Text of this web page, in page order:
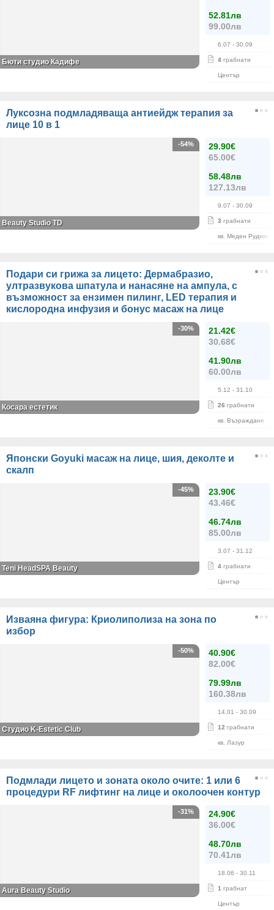
52.81лв
99.00лв
6.07 - 30.09
4 грабнати
Център
Бюти студио Кадифе
Луксозна подмладяваща антиейдж терапия за
лице 10 в 1
29.90€
65.00€
58.48лв
127.13лв
9.07 - 30.09
3 грабнати
кв. Меден Рудник
-54%
Beauty Studio TD
Подари си грижа за лицето: Дермабразио,
ултразвукова шпатула и нанасяне на ампула, с
възможност за ензимен пилинг, LED терапия и
кислородна инфузия и бонус масаж на лице
21.42€
30.68€
41.90лв
60.00лв
5.12 - 31.10
26 грабнати
кв. Възраждане
-30%
Косара естетик
Японски Goyuki масаж на лице, шия, деколте и
скалп
23.90€
43.46€
46.74лв
85.00лв
3.07 - 31.12
4 грабнати
Център
-45%
Teni HeadSPA Beauty
Изваяна фигура: Криолиполиза на зона по
избор
40.90€
82.00€
79.99лв
160.38лв
14.01 - 30.09
12 грабнати
кв. Лазур
-50%
Студио K-Estetic Club
Подмлади лицето и зоната около очите: 1 или 6
процедури RF лифтинг на лице и околоочен контур
24.90€
36.00€
48.70лв
70.41лв
18.06 - 30.11
1 грабнат
Център
-31%
Aura Beauty Studio